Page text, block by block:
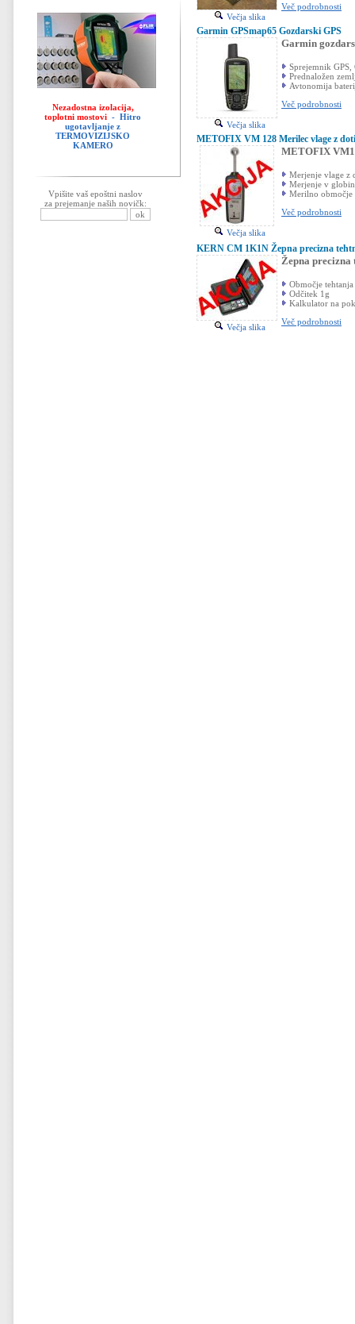
Nezadostna izolacija,
toplotni mostovi - Hitro
ugotavljanje z
TERMOVIZIJSKO
KAMERO
Vpišite vaš epoštni naslov
za prejemanje naših novičk:
Večja slika
Več podrobnosti
Garmin GPSmap65 Gozdarski GPS
Večja slika
Garmin
Sprejemnik
Prednaložen
Avtonomija
Več podrobnosti
METOFIX VM 128 Merilec vlage z
Večja slika
METOFIX
Merjenje vlage z
Merjenje v
Merilno območje
Več podrobnosti
KERN CM 1K1N Žepna precizna
Večja slika
Žepna
Območje
Odčitek 1g
Kalkulator na
Več podrobnosti